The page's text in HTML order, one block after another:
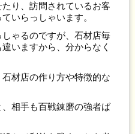
り、訪問されているお客
いらっしゃいます。
しゃるのですが、石材店毎
いますから、分からなく
材店の作り方や特徴的な
相手も百戦錬磨の強者ば